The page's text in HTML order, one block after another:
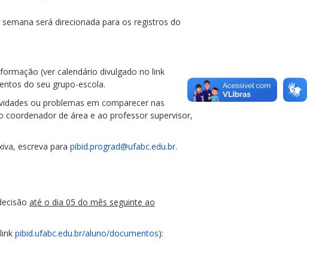
será direcionada para os registros do
(ver calendário divulgado no link
do seu grupo-escola.
ou problemas em comparecer nas
coordenador de área e ao professor supervisor,
escreva para pibid.prograd@ufabc.edu.br.
até o dia 05 do mês seguinte ao
pibid.ufabc.edu.br/aluno/documentos):